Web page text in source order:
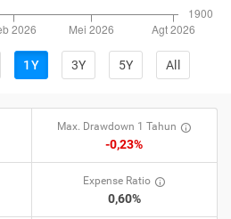
1Y 3Y 5Y All
Max. Drawdown 1 Tahun
-0,23%
Expense Ratio
0,60%